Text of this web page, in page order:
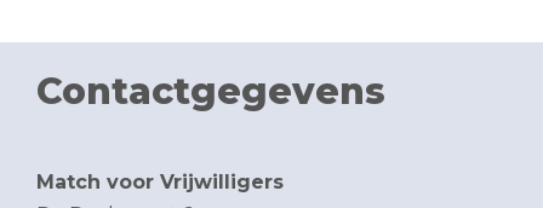
Contactgegevens
Match voor Vrijwilligers